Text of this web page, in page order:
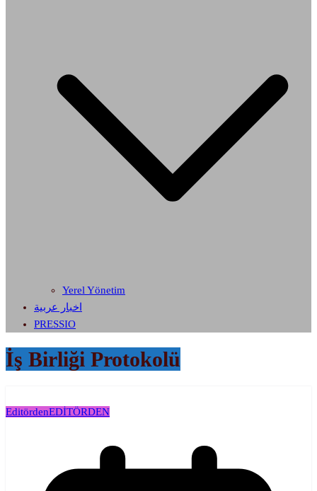
Yerel Yönetim
اخبار عربية
PRESSIO
İş Birliği Protokolü
EditördenEDİTÖRDEN